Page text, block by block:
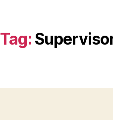
Tag: